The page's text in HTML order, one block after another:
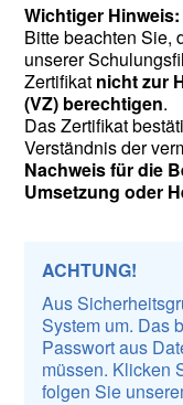
Wichtiger
Bitte beachten Sie,
unserer
Zertifikat nicht zur
(VZ) berechtigen.
Das Zertifikat
Verständnis der
Nachweis für die
Umsetzung oder
ACHTUNG!
Aus
System um. Das
Passwort aus
müssen. Klicken
folgen Sie